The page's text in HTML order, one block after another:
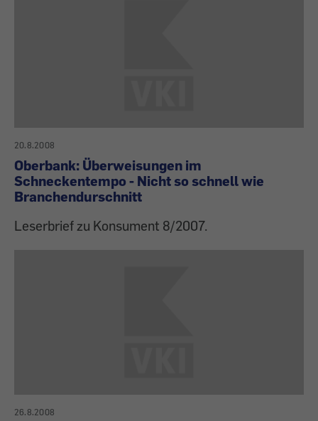
20.8.2008
Oberbank: Überweisungen im
Schneckentempo - Nicht so schnell wie
Branchendurschnitt
Leserbrief zu Konsument 8/2007.
26.8.2008